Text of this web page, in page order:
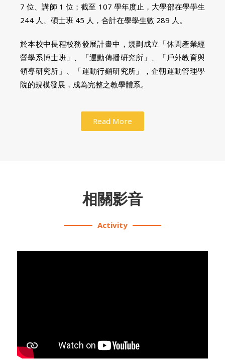
7 位、講師 1 位；截至 107 學年度止，大學部在學學生
244 人、碩士班 45 人，合計在學學生數 289 人。
於本校中長程校務發展計畫中，規劃成立「休閒產業經
營學系博士班」、「運動傳播研究所」、「戶外教育與
領導研究所」、「運動行銷研究所」，企朝運動管理學
院的規模發展，成為完整之教學體系。
Read More
相關影音
Activity